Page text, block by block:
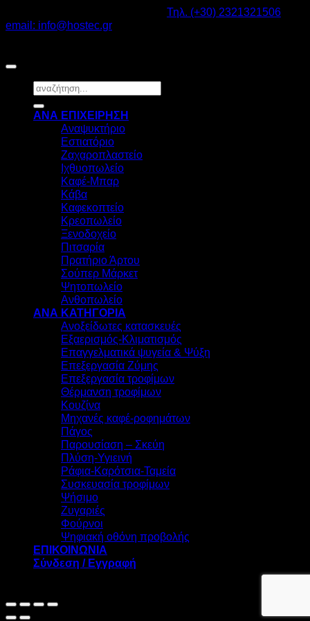
Τηλ. (+30) 2321321506
email: info@hostec.gr
Αναζήτηση
για:
ΑΝΑ ΕΠΙΧΕΙΡΗΣΗ
Αναψυκτήριο
Εστιατόριο
Ζαχαροπλαστείο
Ιχθυοπωλείο
Καφέ-Μπαρ
Κάβα
Καφεκοπτείο
Κρεοπωλείο
Ξενοδοχείο
Πιτσαρία
Πρατήριο Άρτου
Σούπερ Μάρκετ
Ψητοπωλείο
Ανθοπωλείο
ΑΝΑ ΚΑΤΗΓΟΡΙΑ
Ανοξείδωτες κατασκευές
Εξαερισμός-Κλιματισμός
Επαγγελματικά ψυγεία & Ψύξη
Επεξεργασία Ζύμης
Επεξεργασία τροφίμων
Θέρμανση τροφίμων
Κουζίνα
Μηχανές καφέ-ροφημάτων
Πάγος
Παρουσίαση – Σκεύη
Πλύση-Υγιεινή
Ράφια-Καρότσια-Ταμεία
Συσκευασία τροφίμων
Ψήσιμο
Ζυγαριές
Φούρνοι
Ψηφιακή οθόνη προβολής
ΕΠΙΚΟΙΝΩΝΙΑ
Σύνδεση / Εγγραφή